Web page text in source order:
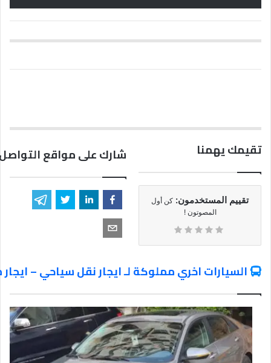
تقيمك يهمنا
تقييم المستخدمون: كن أول
المصوتون !
شارك على مواقع
السيارات اخري مملوكة لـ ايجار نقل سياحي –